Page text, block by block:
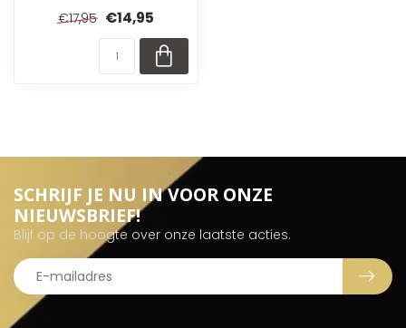
€17,95 €14,95
SCHRIJF JE NU IN VOOR ONZE
NIEUWSBRIEF!
Blijf op de hoogte over onze laatste acties.